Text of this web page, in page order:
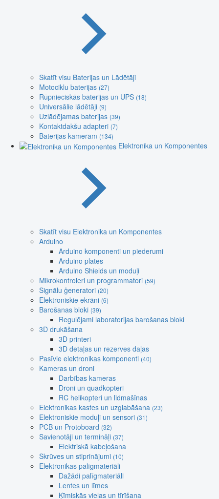
Skatīt visu Baterijas un Lādētāji
Motociklu baterijas (27)
Rūpnieciskās baterijas un UPS (18)
Universālie lādētāji (9)
Uzlādējamas baterijas (39)
Kontaktdakšu adapteri (7)
Baterijas kamerām (134)
Elektronika un Komponentes
Skatīt visu Elektronika un Komponentes
Arduino
Arduino komponenti un piederumi
Arduino plates
Arduino Shields un moduļi
Mikrokontroleri un programmatori (59)
Signālu ģeneratori (20)
Elektroniskie ekrāni (6)
Barošanas bloki (39)
Regulējami laboratorijas barošanas bloki
3D drukāšana
3D printeri
3D detaļas un rezerves daļas
Pasīvie elektronikas komponenti (40)
Kameras un droni
Darbības kameras
Droni un quadkopteri
RC helikopteri un lidmašīnas
Elektronikas kastes un uzglabāšana (23)
Elektroniskie moduļi un sensori (31)
PCB un Protoboard (32)
Savienotāji un termināļi (37)
Elektriskā kabeļošana
Skrūves un stiprinājumi (10)
Elektronikas palīgmateriāli
Dažādi palīgmateriāli
Lentes un līmes
Ķīmiskās vielas un tīrīšana